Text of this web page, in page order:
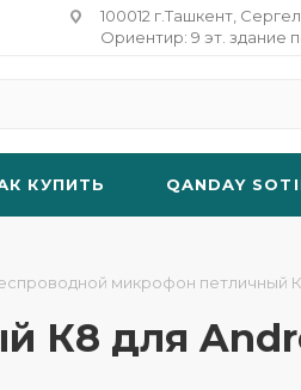
100012 г.Ташкент,
Ориентир: 9 эт. здание
КУПИТЬ QANDAY
микрофон петличный
К8 для